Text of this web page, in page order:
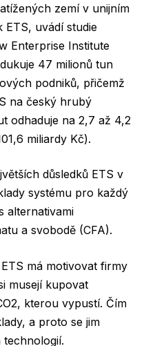
zemí v unijním
ETS, uvádí studie
Enterprise Institute
47 milionů tun
podniků, přičemž
na český hrubý
odhaduje na 2,7 až 4,2
miliardy Kč).
důsledků ETS v
systému pro každý
alternativami
a svobodě (CFA).
má motivovat firmy
musejí kupovat
kterou vypustí. Čím
a proto se jim